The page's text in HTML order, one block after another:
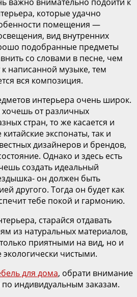
которые удачно
помещения —
вид внутренних
подобранные предметы
со словами в песне, чем
написанной музыке, тем
вся композиция.
интерьера очень широк.
от различных
стран, то же касается и
экспонаты, так и
дизайнеров и брендов,
Однако и здесь есть
создать идеальный
он должен быть
другого. Тогда он будет как
тебе покой и гармонию.
старайся отдавать
из натуральных материалов,
приятными на вид, но и
чистыми.
для дома, обрати внимание
индивидуальным заказам.